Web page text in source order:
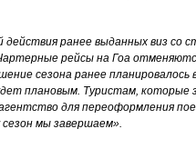
действия ранее выданных виз со
рейсы на Гоа
сезона ранее планировалось
плановым. Туристам, которые
для переоформления
мы завершаем».